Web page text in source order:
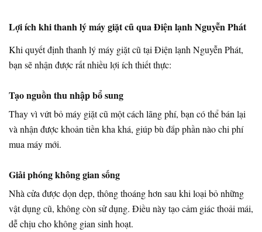
Lợi ích khi thanh lý máy giặt cũ qua Điện lạnh Nguyễn Phát
Khi quyết định thanh lý máy giặt cũ tại Điện lạnh Nguyễn Phát,
bạn sẽ nhận được rất nhiều lợi ích thiết thực:
Tạo nguồn thu nhập bổ sung
Thay vì vứt bỏ máy giặt cũ một cách lãng phí, bạn có thể bán lại
và nhận được khoản tiền kha khá, giúp bù đắp phần nào chi phí
mua máy mới.
Giải phóng không gian sống
Nhà cửa được dọn dẹp, thông thoáng hơn sau khi loại bỏ những
vật dụng cũ, không còn sử dụng. Điều này tạo cảm giác thoải mái,
dễ chịu cho không gian sinh hoạt.